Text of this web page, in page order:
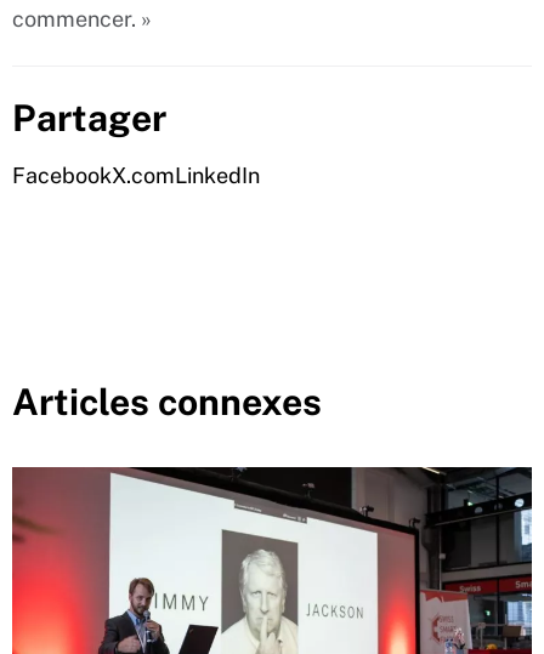
commencer. »
Partager
FacebookX.comLinkedIn
Articles connexes